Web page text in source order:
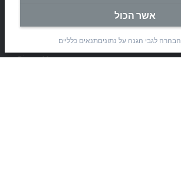
מטה ישראל
Beckhoff Automation Ltd.
Rimon 11
אשר הכול
הבהרה לגבי הגנה על נתוניםתנאים כלליים